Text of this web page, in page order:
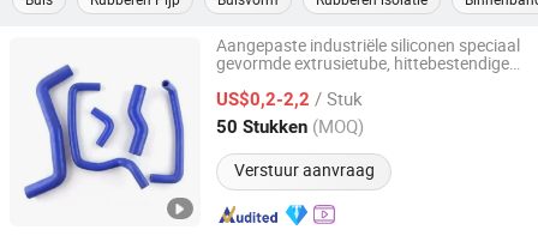
Aangepaste industriële siliconen speciaal
gevormde extrusietube, hittebestendige
US$0,2-2,2 / Stuk
50 Stukken (MOQ)
Verstuur aanvraag
Qinghe County Luotai Auto Parts Co., Ltd.
Hebei, China Sinds 2026